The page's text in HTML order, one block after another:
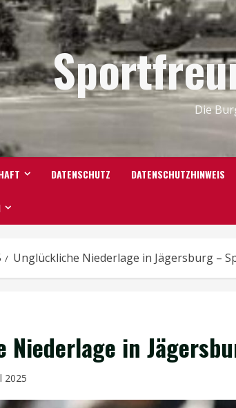
Die
DATENSCHUTZ DATENSCHUTZHINWEIS
Unglückliche Niederlage in Jägersburg –
Niederlage in
2025